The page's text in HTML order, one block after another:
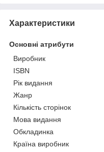
Характеристики
Основні атрибути
Виробник
ISBN
Рік видання
Жанр
Кількість сторінок
Мова видання
Обкладинка
Країна виробник